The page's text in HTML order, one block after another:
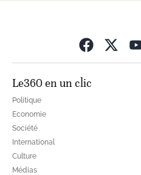
Le360 en un clic
Politique
Economie
Société
International
Culture
Médias